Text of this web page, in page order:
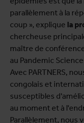
parallèlement à la
coup », explique la
chercheuse
maître de
au Pandemic
Avec PARTNERS,
congolais et
susceptibles
au moment et à
Parallèlement, nous